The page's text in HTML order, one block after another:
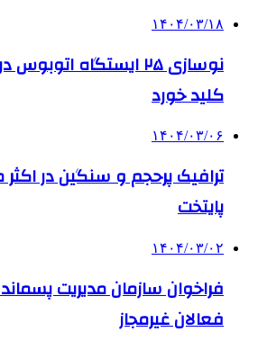
۱۴۰۴/۰۳/۱۸
کلید خورد
۱۴۰۴/۰۳/۰۶
ترافیک پرحجم و سنگین در اکثر
پایتخت
۱۴۰۴/۰۳/۰۲
فراخوان سازمان مدیریت
فعالان غیرمجاز